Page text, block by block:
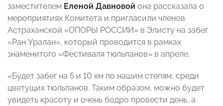
заместителем Еленой Давновой она рассказала о
мероприятиях Комитета и пригласили членов
Астраханской «ОПОРЫ РОССИИ» в Элисту на забег
«Ран Уралан», который проводится в рамках
знаменитого «Фестиваля тюльпанов» в апреле.
«Будет забег на 5 и 10 км по нашим степям, среди
цветущих тюльпанов. Таким образом, можно будет
увидеть красоту и очень бодро провести день, а